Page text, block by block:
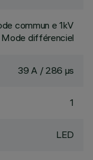
commun e 1kV
Mode différenciel
39 A / 286 µs
1
LED